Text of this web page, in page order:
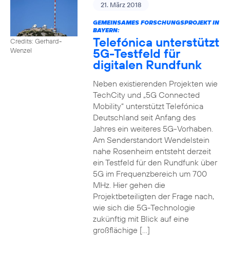
Credits: Gerhard-
Wenzel
21. März 2018
GEMEINSAMES FORSCHUNGSPROJEKT IN
BAYERN:
Telefónica unterstützt
5G-Testfeld für
digitalen Rundfunk
Neben existierenden Projekten wie
TechCity und „5G Connected
Mobility“ unterstützt Telefónica
Deutschland seit Anfang des
Jahres ein weiteres 5G-Vorhaben.
Am Senderstandort Wendelstein
nahe Rosenheim entsteht derzeit
ein Testfeld für den Rundfunk über
5G im Frequenzbereich um 700
MHz. Hier gehen die
Projektbeteiligten der Frage nach,
wie sich die 5G-Technologie
zukünftig mit Blick auf eine
großflächige […]